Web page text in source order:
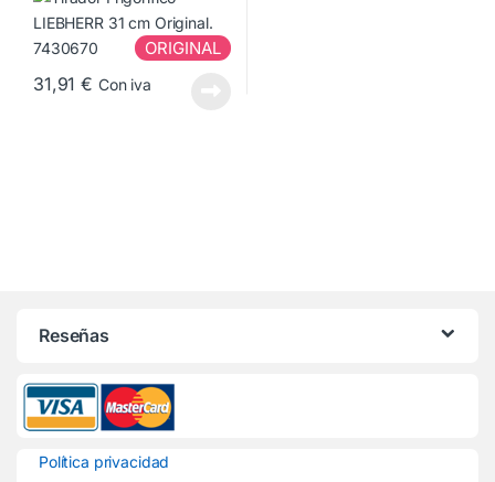
ORIGINAL
31,91€ Con iva
Reseñas
Política privacidad